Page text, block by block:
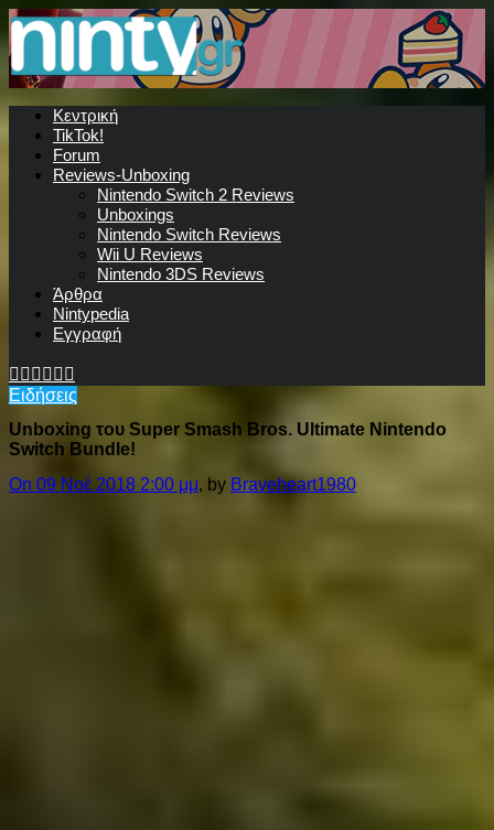
Κεντρική
TikTok!
Forum
Reviews-Unboxing
Nintendo Switch 2 Reviews
Unboxings
Nintendo Switch Reviews
Wii U Reviews
Nintendo 3DS Reviews
Άρθρα
Nintypedia
Εγγραφή
Ειδήσεις
Unboxing του Super Smash Bros. Ultimate Nintendo
Switch Bundle!
On 09 Νοέ 2018 2:00 μμ, by Braveheart1980